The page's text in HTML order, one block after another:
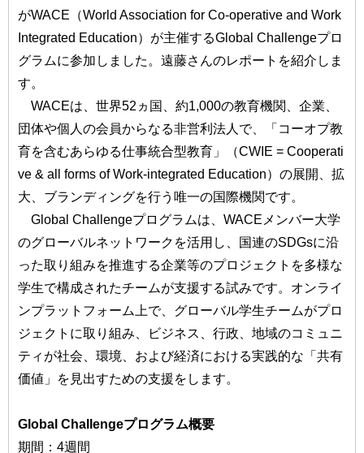
がWACE（World Association for Co-operative and Work
Integrated Education）が主催するGlobal Challengeプロ
グラムに参加しました。遠藤さんのレポートを紹介しま
す。
WACEは、世界52ヵ国、約1,000の教育機関、企業、
団体や個人の会員からなる非営利法人で、「コーオプ教
育を含むあらゆる仕事統合型教育」（CWIE = Cooperati
ve & all forms of Work-integrated Education）の展開、拡
大、ブランディングを行う唯一の国際機関です。
Global Challengeプログラムは、WACEメンバー大学
のグローバルネットワークを活用し、国連のSDGsに沿
った取り組みを推進する企業等のプロジェクトを多様な
学生で構成されたチームが支援する試みです。オンライ
ンプラットフォーム上で、グローバル学生チームがプロ
ジェクトに取り組み、ビジネス、行政、地域のコミュニ
ティが社会、環境、および経済における実践的な「共有
価値」を見出すための支援をします。
Global Challengeプログラム概要
期間：4週間